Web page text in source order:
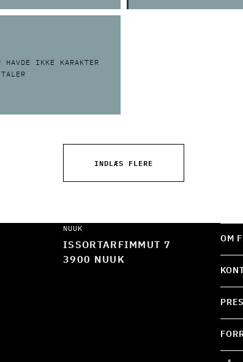
HAVDE IKKE KARAKTER
INDLÆS FLERE
NUUK
ISSORTARFIMMUT 7
3900 NUUK
OM